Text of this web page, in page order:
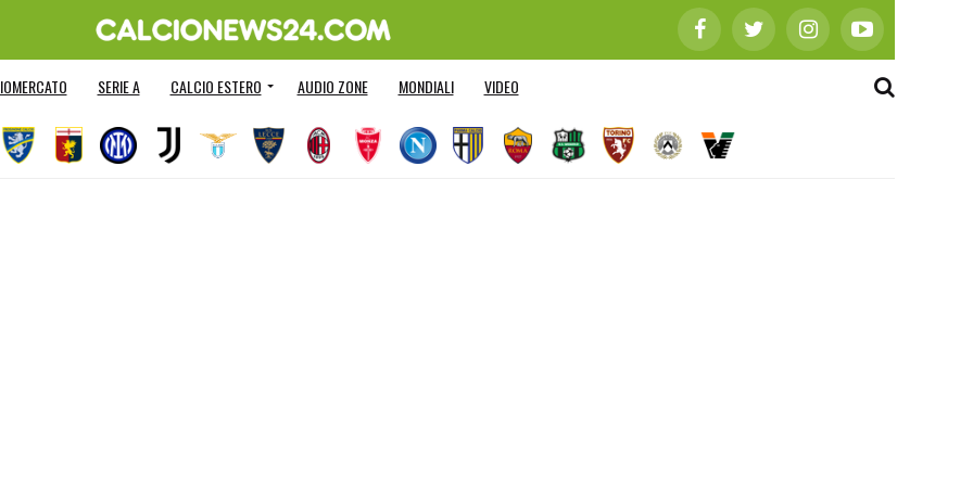
SERIE A CALCIO ESTERO AUDIO ZONE MONDIALI VIDEO